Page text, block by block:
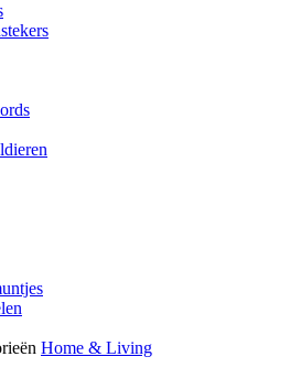
Home & Living